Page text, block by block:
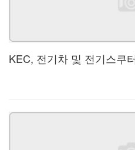
KEC, 전기차 및 전기스쿠